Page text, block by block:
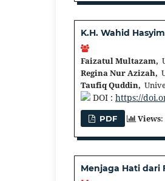
K.H. Wahid
Faizatul Multazam,
Regina Nur Azizah,
Taufiq Quddin,
DOI : https://
PDF Views
Menjaga Hati dari